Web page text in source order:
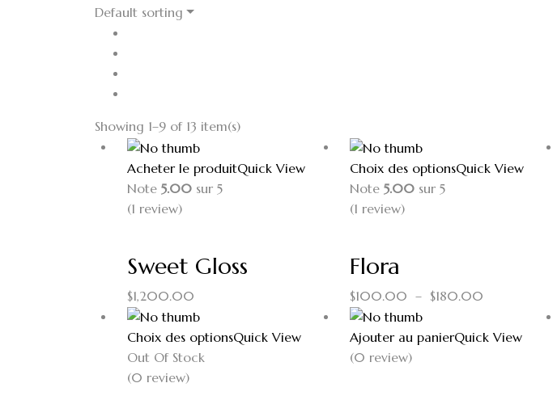
Default sorting
Showing 1–9 of 13 item(s)
Acheter le produitQuick View
Note 5.00 sur 5
(1 review)
Sweet Gloss
$1,200.00
Choix des optionsQuick View
Note 5.00 sur 5
(1 review)
Flora
$100.00 – $180.00
Choix des optionsQuick View
Out Of Stock
(0 review)
Ajouter au panierQuick View
(0 review)